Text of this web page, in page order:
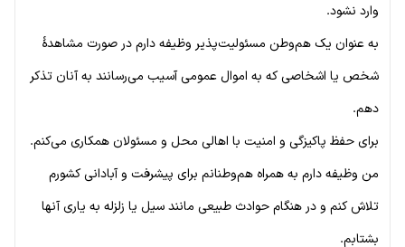
وارد نشود.
به عنوان یک هم‌وطن مسئولیت‌پذیر وظیفه دارم در صورت مشاهدهٔ
شخص یا اشخاصی که به اموال عمومی آسیب می‌رسانند به آنان تذکر
دهم.
برای حفظ پاکیزگی و امنیت با اهالی محل و مسئولان همکاری می‌کنم.
من وظیفه دارم به همراه هم‌وطنانم برای پیشرفت و آبادانی کشورم
تلاش کنم و در هنگام حوادث طبیعی مانند سیل یا زلزله به یاری آنها
بشتابم.